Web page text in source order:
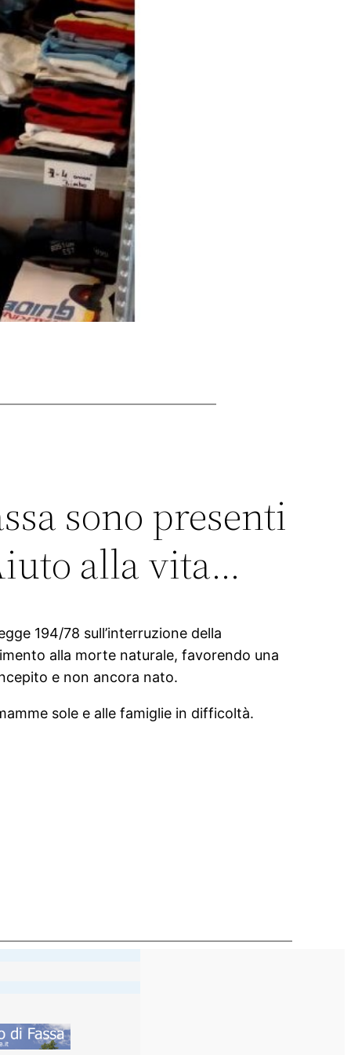
sono presenti
alla vita…
194/78 sull’interruzione della
alla morte naturale, favorendo una
e non ancora nato.
sole e alle famiglie in difficoltà.